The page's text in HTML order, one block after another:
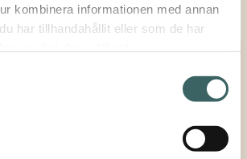
kombinera informationen med annan
har tillhandahållit eller som de har